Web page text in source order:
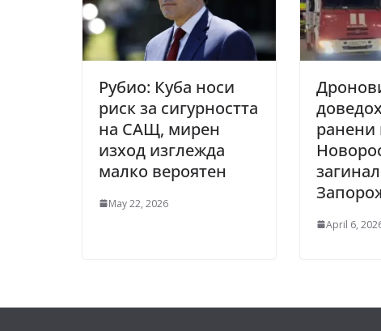
Рубио: Куба носи
риск за сигурността
на САЩ, мирен
изход изглежда
малко вероятен
May 22, 2026
ранени
April 6,